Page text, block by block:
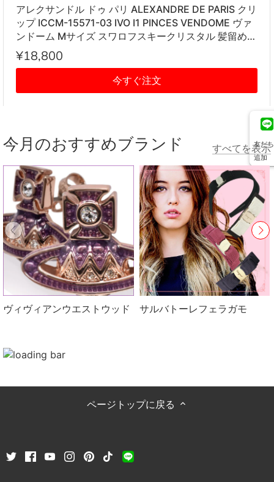
友だち
追加
アレクサンドル ドゥ パリ ALEXANDRE DE PARIS クリ
ップ ICCM-15571-03 IVO I1 PINCES VENDOME ヴァ
ンドーム Mサイズ スワロフスキークリスタル 髪留め
レディース アイボリー系
¥18,800
今すぐ注文
今月のおすすめブランド すべてを表示
ヴィヴィアンウエストウッド サルバトーレフェラガモ
ページトップに戻る